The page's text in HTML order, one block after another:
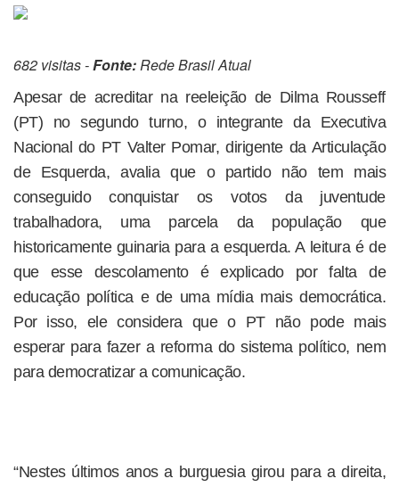
682 visitas -Fonte:Rede Brasil Atual
Apesar de acreditar na reeleição de Dilma Rousseff
(PT) no segundo turno, o integrante da Executiva
Nacional do PT Valter Pomar, dirigente da Articulação
de Esquerda, avalia que o partido não tem mais
conseguido conquistar os votos da juventude
trabalhadora, uma parcela da população que
historicamente guinaria para a esquerda. A leitura é de
que esse descolamento é explicado por falta de
educação política e de uma mídia mais democrática.
Por isso, ele considera que o PT não pode mais
esperar para fazer a reforma do sistema político, nem
para democratizar a comunicação.
“Nestes últimos anos a burguesia girou para a direita,